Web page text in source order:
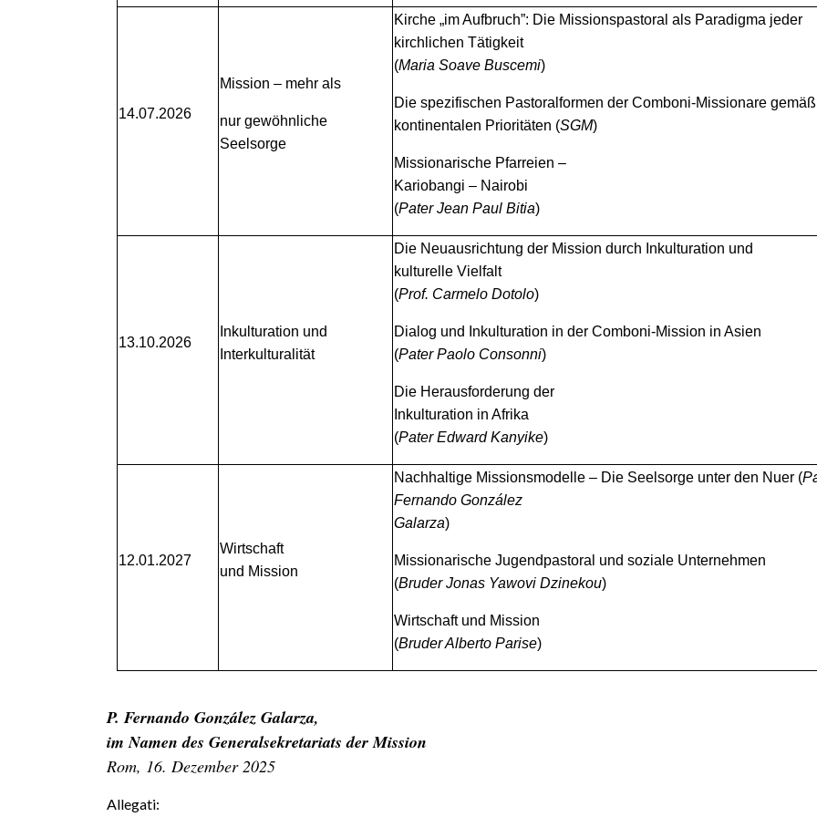
14.07.2026
Mission – mehr als
nur gewöhnliche
Seelsorge
Kirche „im Aufbruch”: Die Missionspastoral als Paradigma jeder
kirchlichen Tätigkeit
(Maria Soave Buscemi)
Die spezifischen Pastoralformen der Comboni-Missionare
kontinentalen Prioritäten (SGM)
Missionarische Pfarreien –
Kariobangi – Nairobi
(Pater Jean Paul Bitia)
13.10.2026
Inkulturation und
Interkulturalität
Die Neuausrichtung der Mission durch Inkulturation und
kulturelle Vielfalt
(Prof. Carmelo Dotolo)
Dialog und Inkulturation in der Comboni-Mission in Asien
(Pater Paolo Consonni)
Die Herausforderung der
Inkulturation in Afrika
(Pater Edward Kanyike)
12.01.2027
Wirtschaft
und Mission
Nachhaltige Missionsmodelle – Die Seelsorge unter den Nuer (
Fernando González
Galarza)
Missionarische Jugendpastoral und soziale Unternehmen
(Bruder Jonas Yawovi Dzinekou)
Wirtschaft und Mission
(Bruder Alberto Parise)
P. Fernando González Galarza,
im Namen des Generalsekretariats der Mission
Rom, 16. Dezember 2025
Allegati: